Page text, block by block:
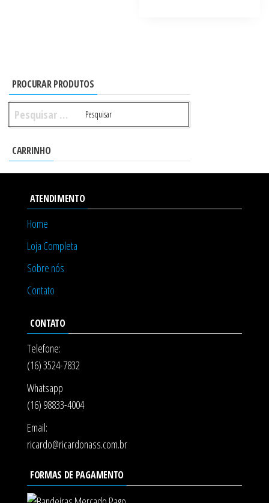
PROCURAR PRODUTOS
Pesquisar
por:
CARRINHO
ATENDIMENTO
Home
Loja Completa
Sobre nós
Contato
CONTATO
Telefone:
(16) 3524-7832
Whatsapp
(16) 98833-4004
Email:
ricardo@ricardonass.com.br
FORMAS DE PAGAMENTO